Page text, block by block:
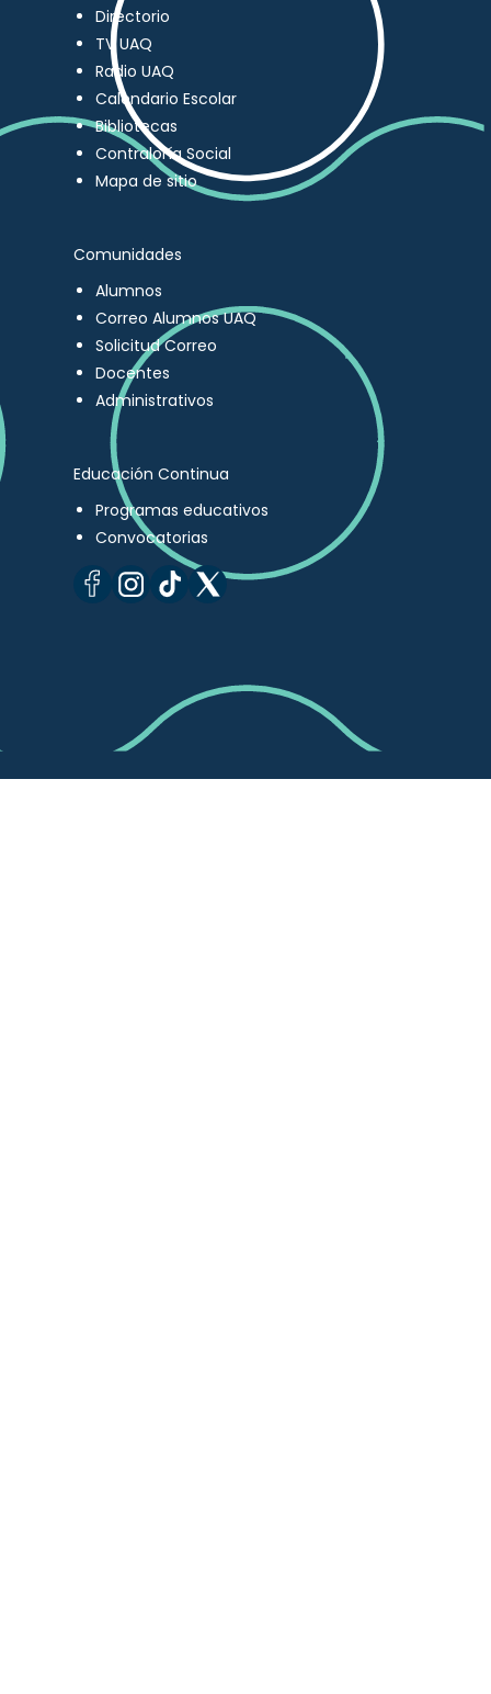
Directorio
TV UAQ
Radio UAQ
Calendario Escolar
Bibliotecas
Contraloría Social
Mapa de sitio
Comunidades
Alumnos
Correo Alumnos UAQ
Solicitud Correo
Docentes
Administrativos
Educación Continua
Programas educativos
Convocatorias